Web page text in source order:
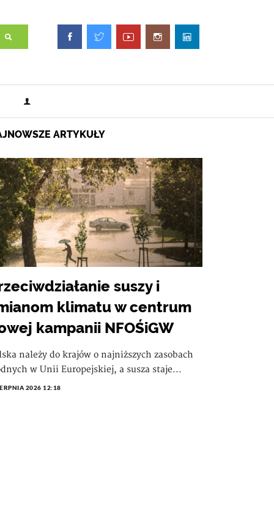
ARTYKUŁY
suszy i
klimatu w centrum
kampanii NFOŚiGW
należy do krajów o najniższych zasobach
w Unii Europejskiej, a susza staje...
2026 12:18